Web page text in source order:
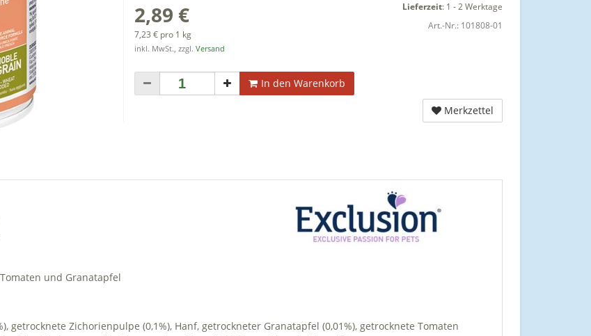
2,89 €
7,23 € pro 1 kg
inkl. MwSt., zzgl. Versand
Lieferzeit: 1 - 2 Werktage
Art.-Nr.: 101808-01
In den Warenkorb
Merkzettel
und Granatapfel
getrocknete Zichorienpulpe (0,1%), Hanf, getrockneter Granatapfel (0,01%), getrocknete Tomaten